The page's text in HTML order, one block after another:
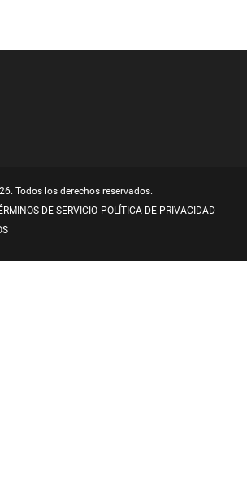
Todos los derechos reservados.
DE SERVICIO POLÍTICA DE PRIVACIDAD